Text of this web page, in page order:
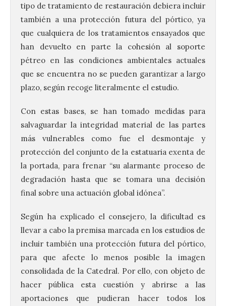
tipo de tratamiento de restauración debiera incluir
también a una protección futura del pórtico, ya
que cualquiera de los tratamientos ensayados que
han devuelto en parte la cohesión al soporte
pétreo en las condiciones ambientales actuales
que se encuentra no se pueden garantizar a largo
plazo, según recoge literalmente el estudio.
Con estas bases, se han tomado medidas para
salvaguardar la integridad material de las partes
más vulnerables como fue el desmontaje y
protección del conjunto de la estatuaria exenta de
la portada, para frenar “su alarmante proceso de
degradación hasta que se tomara una decisión
final sobre una actuación global idónea”.
Según ha explicado el consejero, la dificultad es
llevar a cabo la premisa marcada en los estudios de
incluir también una protección futura del pórtico,
para que afecte lo menos posible la imagen
consolidada de la Catedral. Por ello, con objeto de
hacer pública esta cuestión y abrirse a las
aportaciones que pudieran hacer todos los